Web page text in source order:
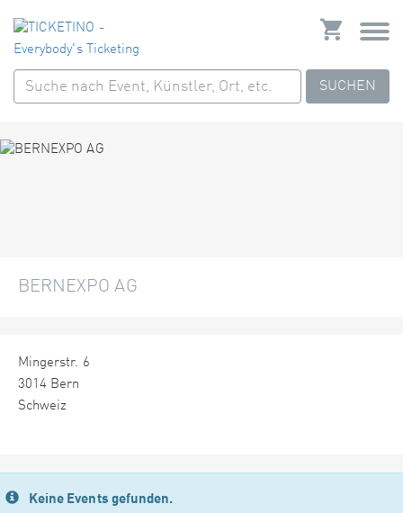
SUCHEN
BERNEXPO AG
Mingerstr. 6
3014 Bern
Schweiz
Keine Events gefunden.